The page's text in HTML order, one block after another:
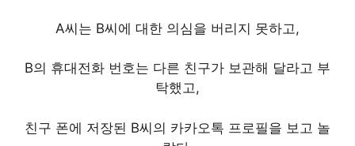
A씨는 B씨에 대한 의심을 버리지 못하고,
B의 휴대전화 번호는 다른 친구가 보관해 달라고 부
탁했고,
친구 폰에 저장된 B씨의 카카오톡 프로필을 보고 놀